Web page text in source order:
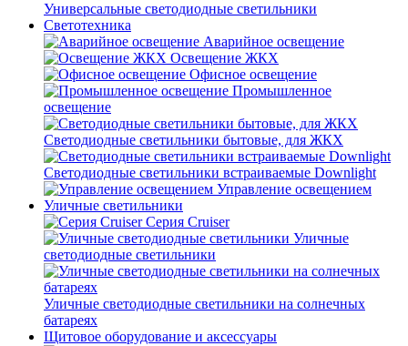
Универсальные светодиодные светильники
Светотехника
Аварийное освещение
Освещение ЖКХ
Офисное освещение
Промышленное
освещение
Светодиодные светильники бытовые, для ЖКХ
Светодиодные светильники встраиваемые Downlight
Управление освещением
Уличные светильники
Серия Cruiser
Уличные
светодиодные светильники
Уличные светодиодные светильники на солнечных
батареях
Щитовое оборудование и аксессуары